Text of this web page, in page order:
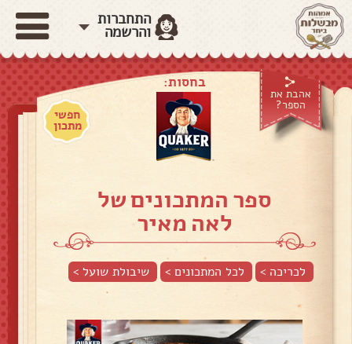
התחברות
והרשמה
אהבת את
הספר?
חפשי
מתכון
בחסות:
ספר המתכונים של
לאה מאיר
לכריכה > לכל המתכונים > שיבולת שועל >